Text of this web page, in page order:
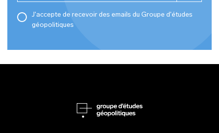
J'accepte de recevoir des emails du Groupe d'études
géopolitiques